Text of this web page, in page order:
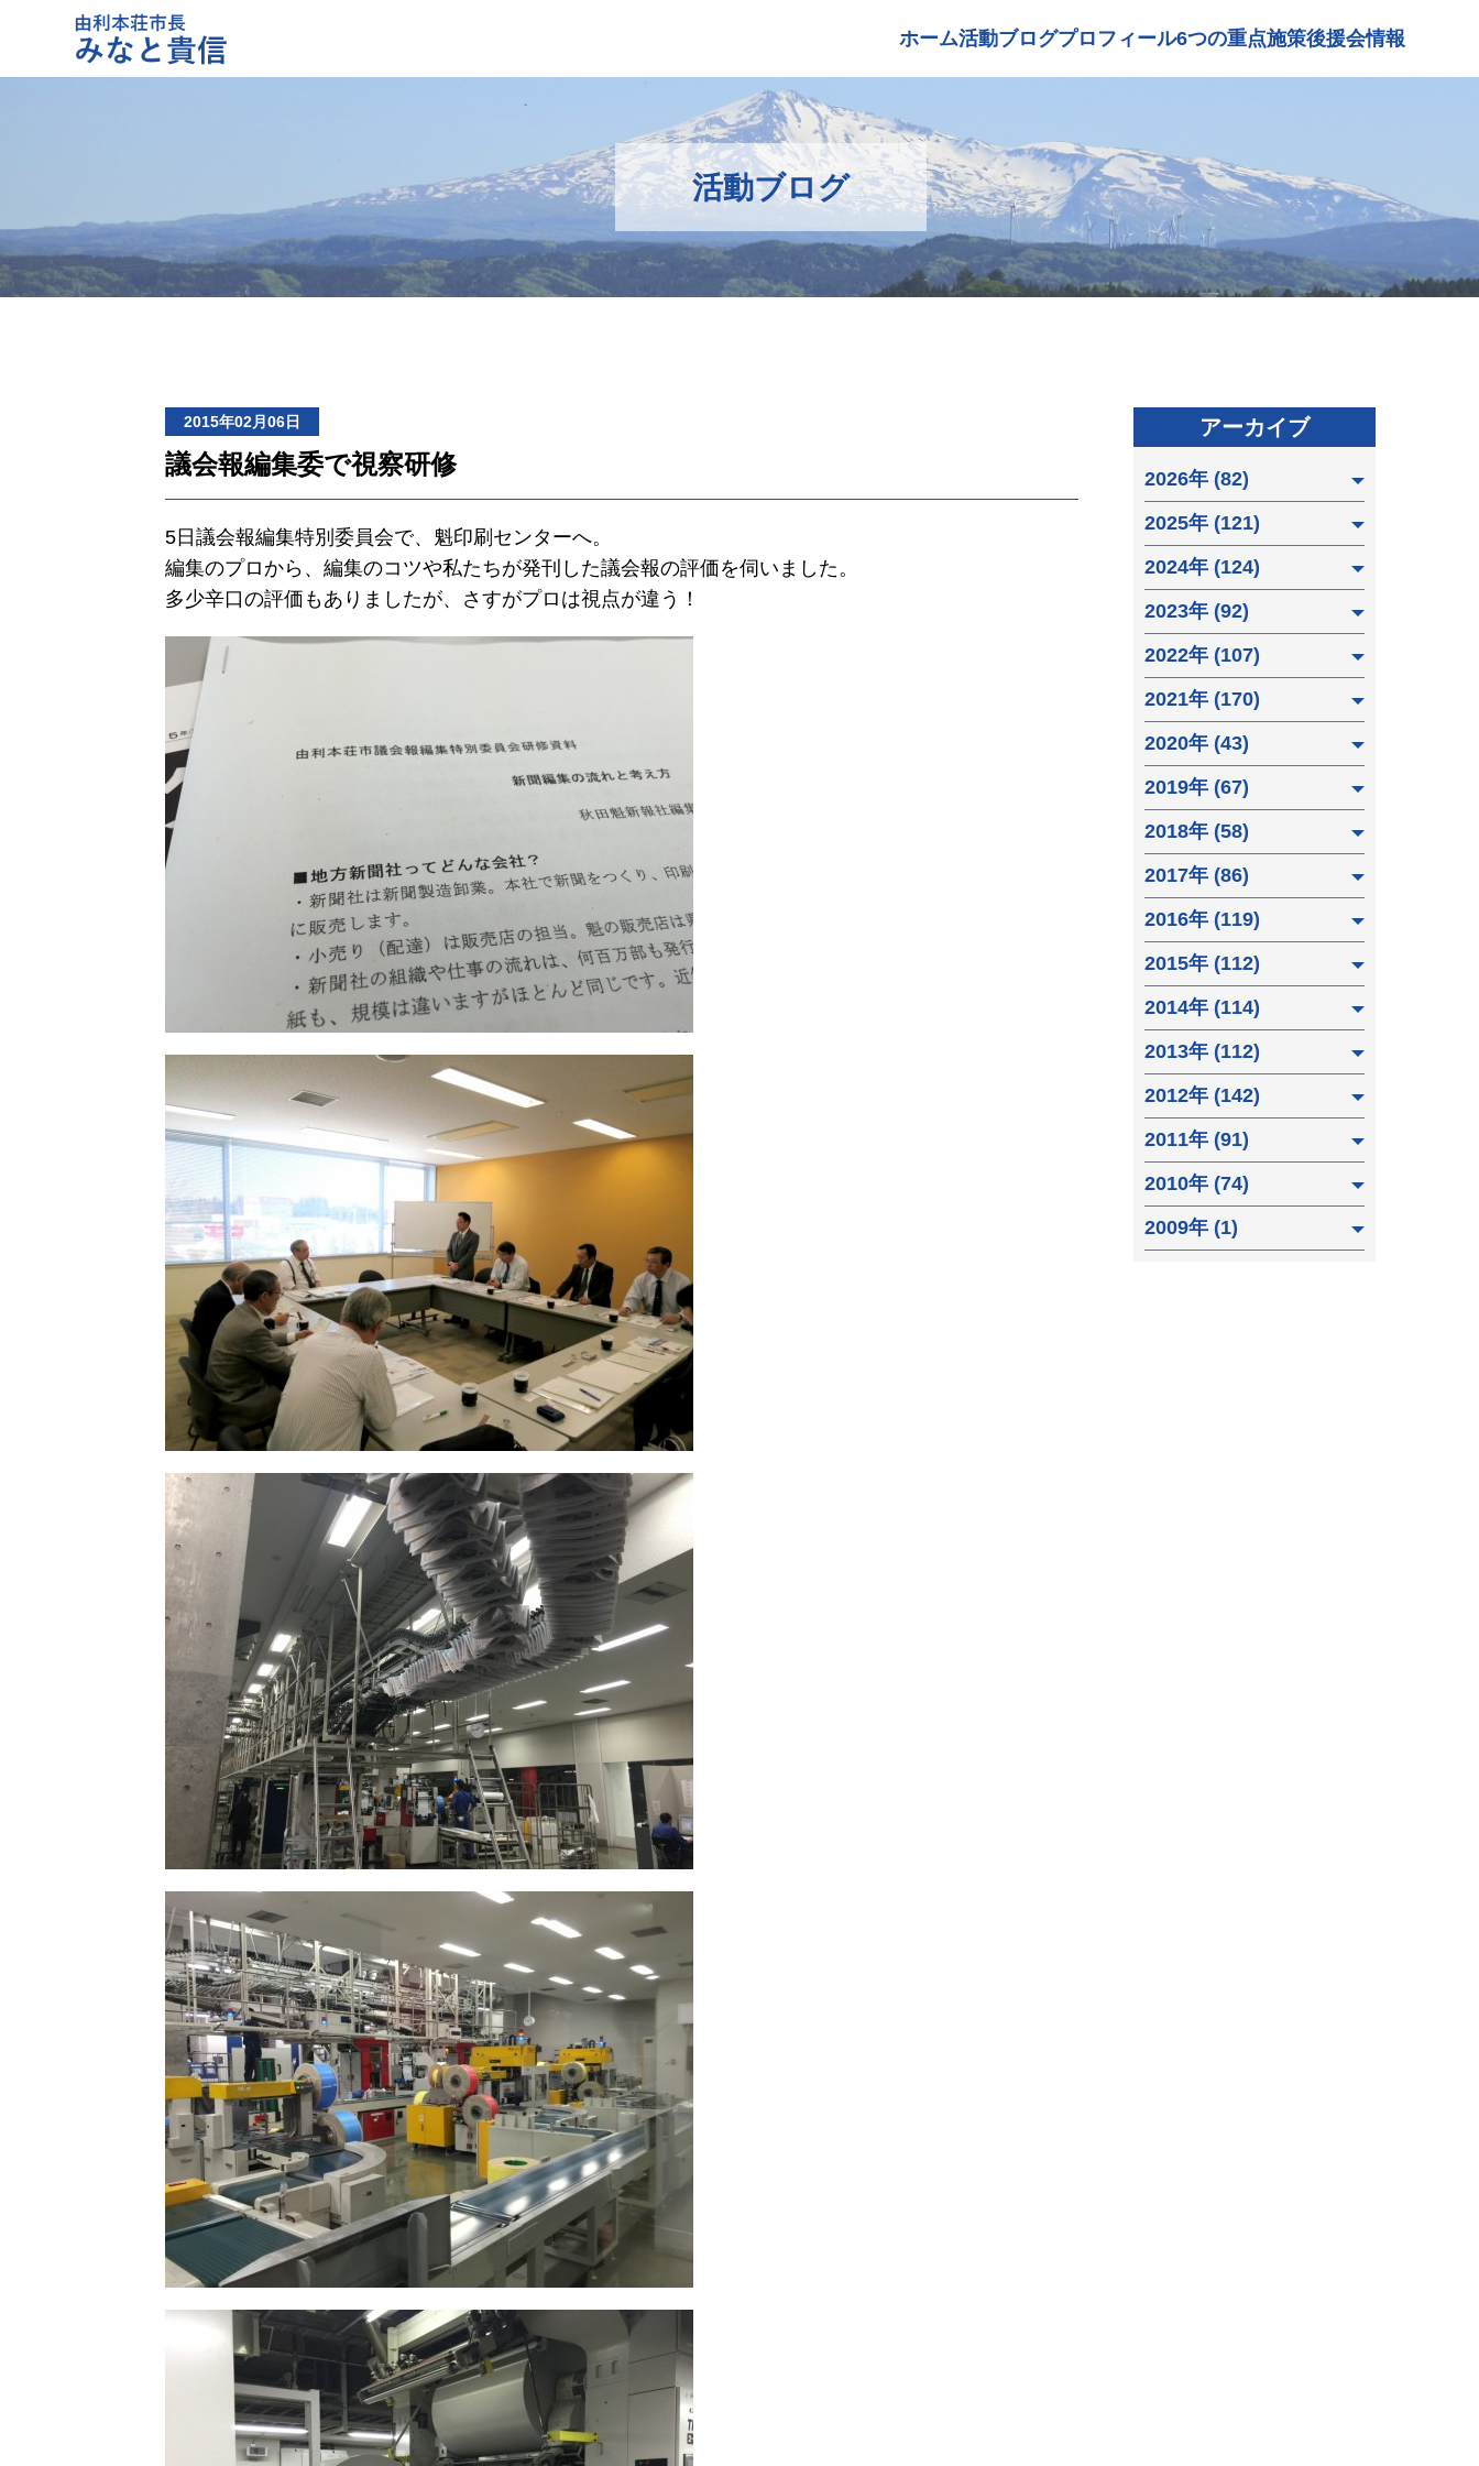
ホーム活動ブログプロフィール6つの重点施策後援会情報
活動ブログ
2015年02月06日
議会報編集委で視察研修
5日議会報編集特別委員会で、魁印刷センターへ。
編集のプロから、編集のコツや私たちが発刊した議会報の評価を伺いました。
多少辛口の評価もありましたが、さすがプロは視点が違う！
アーカイブ
2026年 (82)
2025年 (121)
2024年 (124)
2023年 (92)
2022年 (107)
2021年 (170)
2020年 (43)
2019年 (67)
2018年 (58)
2017年 (86)
2016年 (119)
2015年 (112)
2014年 (114)
2013年 (112)
2012年 (142)
2011年 (91)
2010年 (74)
2009年 (1)